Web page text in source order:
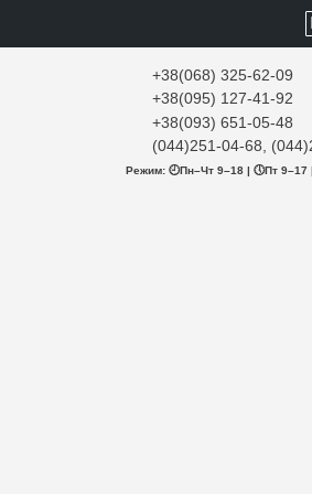
+38(068) 325-62-09
+38(095) 127-41-92
+38(093) 651-05-48
(044)251-04-68,
Режим: 🕘Пн–Чт 9–18 | 🕔Пт 9–17